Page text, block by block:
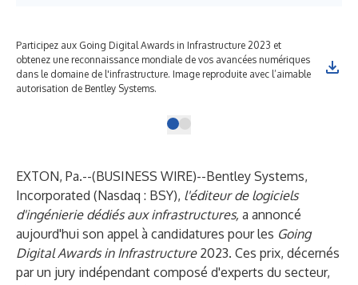
Participez aux Going Digital Awards in Infrastructure 2023 et
obtenez une reconnaissance mondiale de vos avancées numériques
dans le domaine de l'infrastructure. Image reproduite avec l’aimable
autorisation de Bentley Systems.
EXTON, Pa.--(BUSINESS WIRE)--Bentley Systems,
Incorporated (Nasdaq : BSY), l'éditeur de logiciels
d'ingénierie dédiés aux infrastructures, a annoncé
aujourd'hui son appel à candidatures pour les Going
Digital Awards in Infrastructure2023. Ces prix, décernés
par un jury indépendant composé d'experts du secteur,